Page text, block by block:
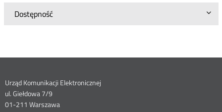
Dostępność
Dane
Urząd Komunikacji Elektronicznej
ul. Giełdowa 7/9
01-211 Warszawa